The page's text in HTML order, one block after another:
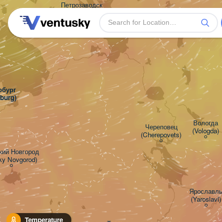
Temperature
Новгород
Novgorod)
Петрозаводск
Ярославль
(Yaroslavl)
Череповец
(Cherepovets)
Вологда
(Vologda)